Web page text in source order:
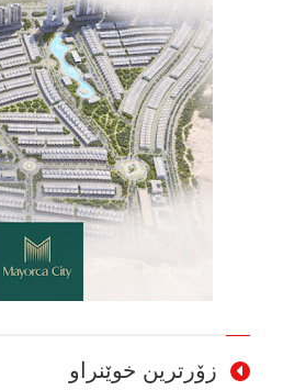
زۆرترین خوێنراو